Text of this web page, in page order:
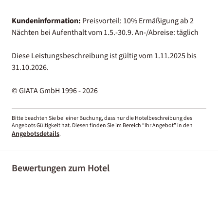
Kundeninformation: Preisvorteil: 10% Ermäßigung ab 2
Nächten bei Aufenthalt vom 1.5.-30.9. An-/Abreise: täglich
Diese Leistungsbeschreibung ist gültig vom 1.11.2025 bis
31.10.2026.
© GIATA GmbH 1996 - 2026
Bitte beachten Sie bei einer Buchung, dass nur die Hotelbeschreibung des
Angebots Gültigkeit hat. Diesen finden Sie im Bereich “Ihr Angebot” in den
Angebotsdetails.
Bewertungen zum Hotel